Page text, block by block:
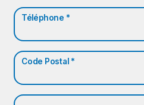
Téléphone *
Code Postal *